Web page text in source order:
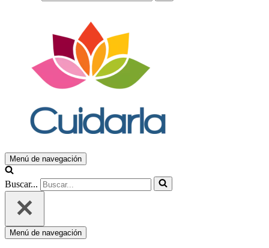
Menú de navegación
Buscar...
Menú de navegación